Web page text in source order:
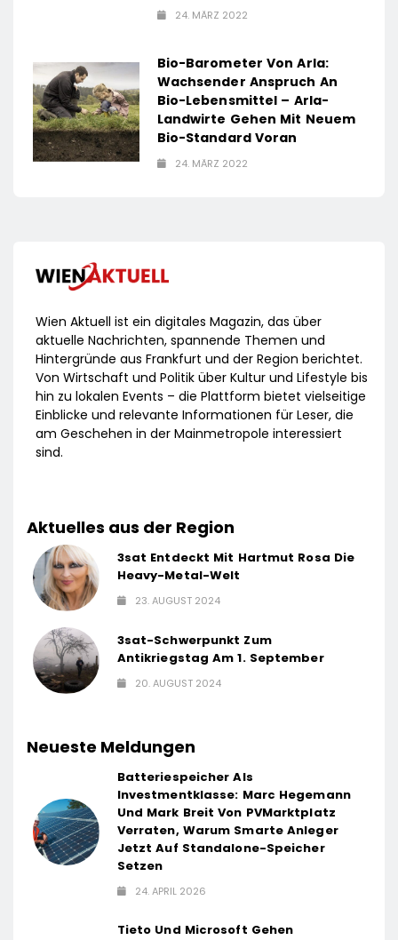
24. MÄRZ 2022
Bio-Barometer Von Arla:
Wachsender Anspruch An
Bio-Lebensmittel – Arla-
Landwirte Gehen Mit Neuem
Bio-Standard Voran
24. MÄRZ 2022
Wien Aktuell ist ein digitales Magazin, das über
aktuelle Nachrichten, spannende Themen und
Hintergründe aus Frankfurt und der Region berichtet.
Von Wirtschaft und Politik über Kultur und Lifestyle bis
hin zu lokalen Events – die Plattform bietet vielseitige
Einblicke und relevante Informationen für Leser, die
am Geschehen in der Mainmetropole interessiert
sind.
Aktuelles aus der Region
3sat Entdeckt Mit Hartmut Rosa Die
Heavy-Metal-Welt
23. AUGUST 2024
3sat-Schwerpunkt Zum
Antikriegstag Am 1. September
20. AUGUST 2024
Neueste Meldungen
Batteriespeicher Als
Investmentklasse: Marc Hegemann
Und Mark Breit Von PVMarktplatz
Verraten, Warum Smarte Anleger
Jetzt Auf Standalone-Speicher
Setzen
24. APRIL 2026
Tieto Und Microsoft Gehen